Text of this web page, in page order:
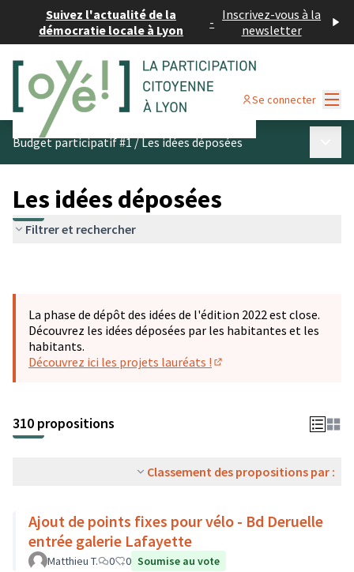
Suivez l'actualité de la
démocratie locale à Lyon
- Inscrivez-vous à la
newsletter
Se connecter
Budget participatif #1/Les idées déposées
Les idées déposées
Filtrer et rechercher
La phase de dépôt des idées de l'édition 2022 est close.
Découvrez les idées déposées par les habitantes et les
habitants.
Découvrez ici les projets lauréats !
310 propositions
Classement des propositions par :
Ajout de points fixes pour vélo - Bd Deruelle
entrée galerie Lafayette
Matthieu T. 0 0 Soumise au vote